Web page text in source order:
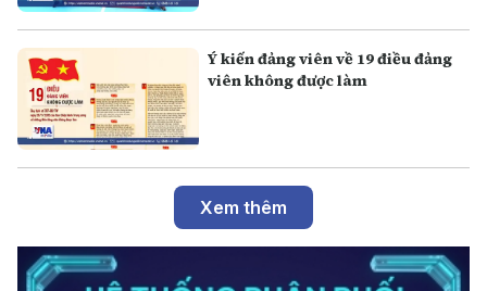
Ý kiến đảng viên về 19 điều đảng
viên không được làm
Xem thêm